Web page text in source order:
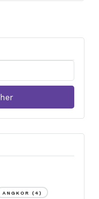
ANGKOR (4)